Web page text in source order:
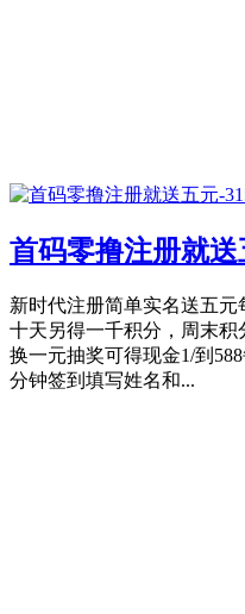
首码零撸注册就送
新时代注册简单实名送五元
十天另得一千积分，周末
换一元抽奖可得现金1/到
分钟签到填写姓名和...